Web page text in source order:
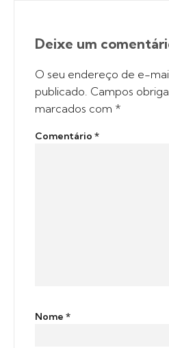
Deixe um
O seu endereço de e-
publicado. Campos
marcados com *
Comentário *
Nome *